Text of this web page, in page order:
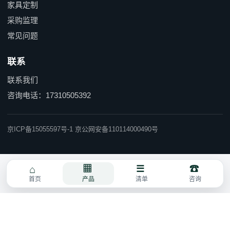
家具定制
采购监理
常见问题
联系
联系我们
咨询电话：17310505392
京ICP备15055597号-1 京公网安备110114000490号
首页 产品 清单 咨询